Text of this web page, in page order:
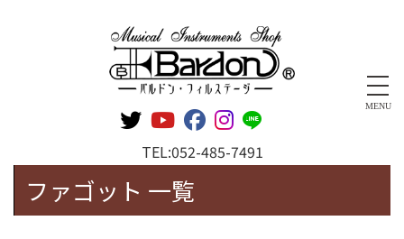
MENU
TEL:052-485-7491
ファゴット 一覧